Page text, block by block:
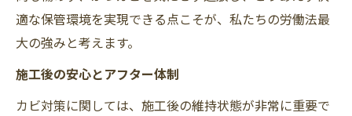
適な保管環境を実現できる点こそが、私たちの労働法最
大の強みと考えます。
施工後の安心とアフター体制
カビ対策に関しては、施工後の維持状態が非常に重要で